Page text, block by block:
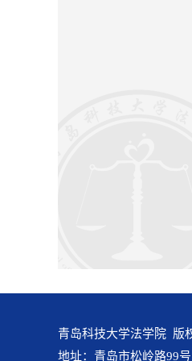
青岛科技大学法学院 版
地址：青岛市松岭路99